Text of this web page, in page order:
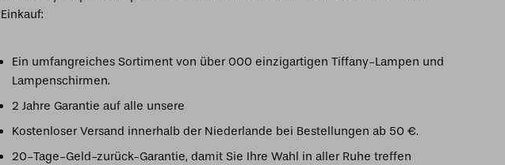
Einkauf:
Ein umfangreiches Sortiment von über 000 einzigartigen Tiffany-Lampen und
Lampenschirmen.
2 Jahre Garantie auf alle unsere
Kostenloser Versand innerhalb der Niederlande bei Bestellungen ab 50 €.
20-Tage-Geld-zurück-Garantie, damit Sie Ihre Wahl in aller Ruhe treffen